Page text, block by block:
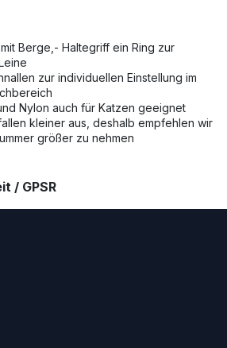
Berge,- Haltegriff ein Ring zur
zur individuellen Einstellung im
Nylon auch für Katzen geeignet
kleiner aus, deshalb empfehlen wir
größer zu nehmen
/ GPSR